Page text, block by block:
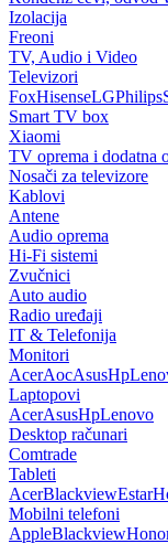
Izolacija
Freoni
TV, Audio i Video
Televizori
FoxHisenseLGPhilips
Smart TV box
Xiaomi
TV oprema i dodatna
Nosači za televizore
Kablovi
Antene
Audio oprema
Hi-Fi sistemi
Zvučnici
Auto audio
Radio uređaji
IT & Telefonija
Monitori
AcerAocAsusHp
Laptopovi
AcerAsusHpLenovo
Desktop računari
Comtrade
Tableti
AcerBlackviewEstar
Mobilni telefoni
AppleBlackview